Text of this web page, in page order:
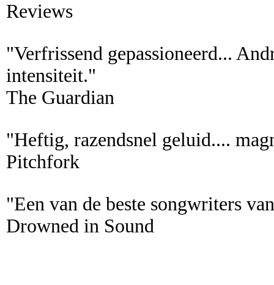
Reviews
"Verfrissend gepassioneerd...
intensiteit."
The Guardian
"Heftig, razendsnel geluid....
Pitchfork
"Een van de beste songwriters
Drowned in Sound